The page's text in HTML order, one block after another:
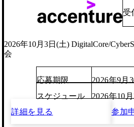
受
2026年10月3日(土) DigitalCore/
会
応募期限
2026年9月
スケジュール
2026年10
詳細を見る
参加